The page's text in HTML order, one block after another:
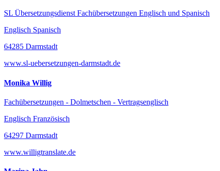
SL Übersetzungsdienst Fachübersetzungen Englisch und Spanisch
Englisch Spanisch
64285 Darmstadt
www.sl-uebersetzungen-darmstadt.de
Monika Willig
Fachübersetzungen - Dolmetschen - Vertragsenglisch
Englisch Französisch
64297 Darmstadt
www.willigtranslate.de